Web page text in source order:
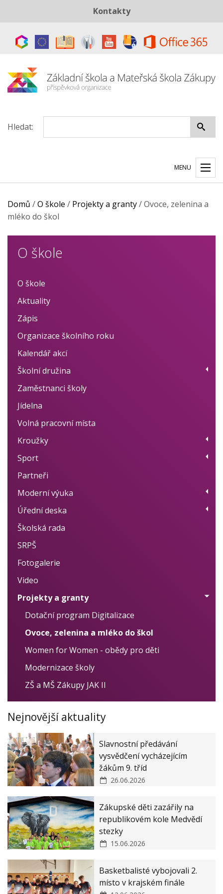
Kontakty
Datová schránka:ye8cp64
Hledat:
MENU
Domů /O škole / Projekty a granty/Ovoce, zelenina a
mléko do škol
O škole
O škole
Aktuality
Zápis
Organizace školního roku
Kalendář akcí
Školní družina
Provoz
Fotogalerie
Dokumenty
BELLhop systém
Zaměstnanci školy
Jídelna
Volná pracovní místa
Kroužky
Přehled kroužků
Sport
Plán akcí
Výsledky
Partneři
Moderní výuka
Moderní metody učení
Projekty
Individuální přístup
Logopedie, nápravy
Cizí jazyky
Úřední deska
Úřední deska
Školní vzdělávací program
Školní řád
Výroční zprávy
Vlastní hodnocení
Zprávy ČŠI
Rozpočet / Audity
Rozhodnutí o přijetí k základnímu vzdělávání
Rozhodnutí o přijetí k předškolnímu vzdělávání
Veřejné zakázky
Zásady ochrany osobních údajů
Prohlášení o ochraně oznamovatelů
Školská rada
SRPŠ
Fotogalerie
Video
Projekty a granty
Dotační program Digitalizace
Ovoce, zelenina a mléko do škol
Women for Women - obědy pro děti
Modernizace školy
ZŠ a MŠ Zákupy JAK II
Nejnovější aktuality
Slavnostní předávání
vysvědčení vycházejícím
žákům 9. tříd
26.06.2026
Zákupské děti zazářily na
republikovém kole Medvědí
stezky
15.06.2026
Basketbalisté vybojovali 2.
místo v krajském finále